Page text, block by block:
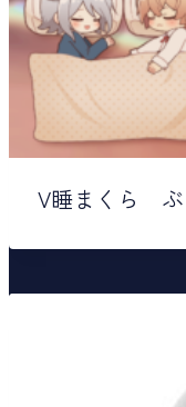
V睡まくら ぶ